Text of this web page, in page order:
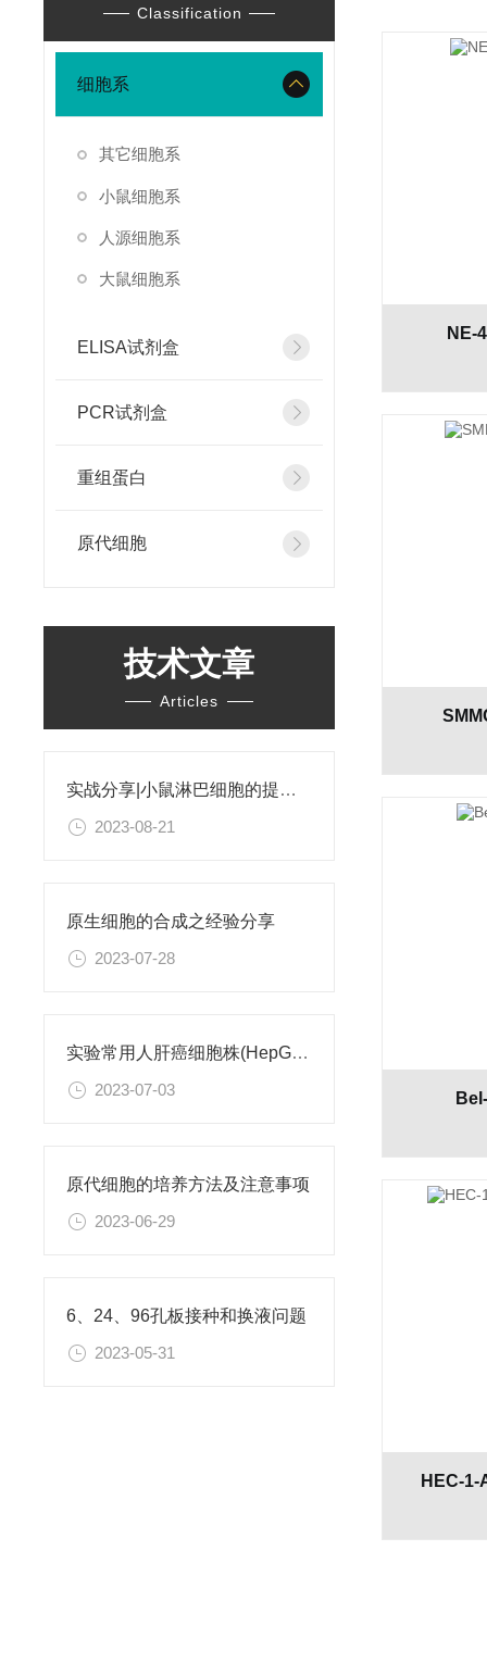
Classification
细胞系
其它细胞系
小鼠细胞系
人源细胞系
大鼠细胞系
ELISA试剂盒
PCR试剂盒
重组蛋白
原代细胞
技术文章
Articles
实战分享|小鼠淋巴细胞的提取和分选之经验小结
2023-08-21
原生细胞的合成之经验分享
2023-07-28
实验常用人肝癌细胞株(HepG2/Hep3B,HuH-7,MHCC97H,PLC/PRF/5)怎么选？
2023-07-03
原代细胞的培养方法及注意事项
2023-06-29
6、24、96孔板接种和换液问题
2023-05-31
NE-
HEC-1-